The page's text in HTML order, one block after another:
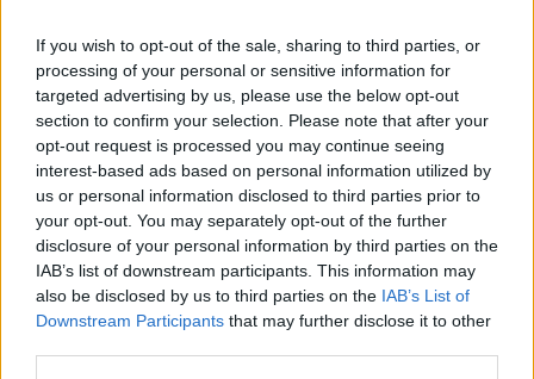
If you wish to opt-out of the sale, sharing to third parties, or
processing of your personal or sensitive information for
targeted advertising by us, please use the below opt-out
section to confirm your selection. Please note that after your
opt-out request is processed you may continue seeing
interest-based ads based on personal information utilized by
us or personal information disclosed to third parties prior to
your opt-out. You may separately opt-out of the further
disclosure of your personal information by third parties on the
IAB’s list of downstream participants. This information may
also be disclosed by us to third parties on the IAB’s List of
Downstream Participants that may further disclose it to other
LOCO MUNDO | SALUD,CONSUMO, BIENESTAR
Sanidad asegura que el Certificado
Verde Digital de vacunación se
implantará en junio
e Innovación del Sistema Nacional de Salud,